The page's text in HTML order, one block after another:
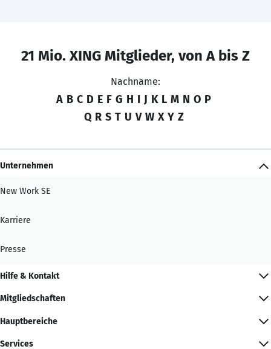
21 Mio. XING Mitglieder, von A bis Z
Nachname:
A B C D E F G H I J K L M N O P
Q R S T U V W X Y Z
Unternehmen
New Work SE
Karriere
Presse
Hilfe & Kontakt
Mitgliedschaften
Hauptbereiche
Services